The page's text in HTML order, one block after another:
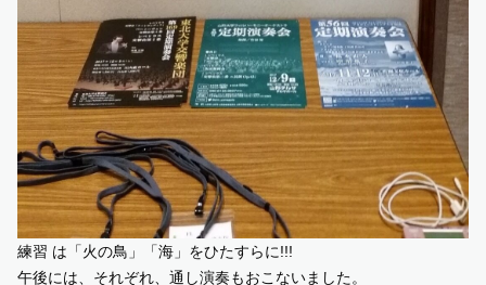
練習 は「火の鳥」「海」をひたすらに!!!
午後には、それぞれ、通し演奏もおこないました。